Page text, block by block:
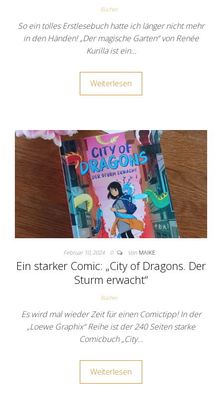
Bücher
So ein tolles Erstlesebuch hatte ich länger nicht mehr
in den Händen! „Der magische Garten“ von Renée
Kurilla ist ein…
Weiterlesen
Februar 10, 2024 0 Von MAIKE
Ein starker Comic: „City of Dragons. Der
Sturm erwacht“
Bücher
Es wird mal wieder Zeit für einen Comictipp! In der
„Loewe Graphix“ Reihe ist der 240 Seiten starke
Comicbuch „City…
Weiterlesen